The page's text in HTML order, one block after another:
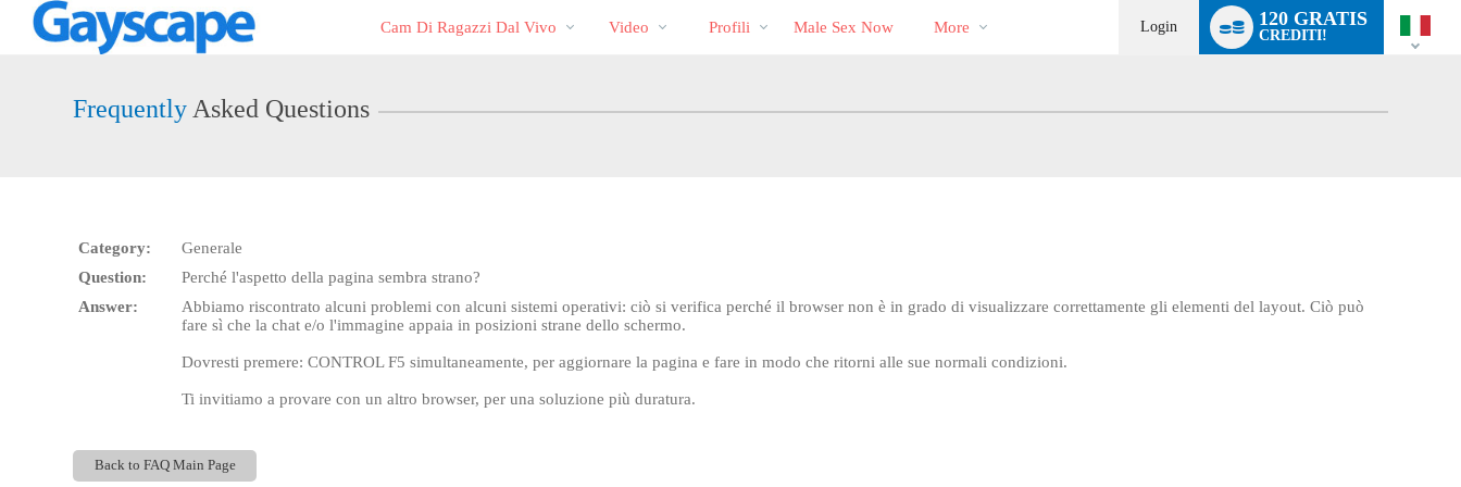
User
Cams
Cam Di Ragazzi Dal Vivo
tendenza
Video Profili Male Sex Now More Login 120 GRATIS
CREDITI!
Frequently Asked Questions
Category:
Generale
Question:
Perché l'aspetto della pagina sembra strano?
Answer:
Abbiamo riscontrato alcuni problemi con alcuni sistemi operativi: ciò si verifica perché il browser non è in grado di visualizzare correttamente gli elementi del layout. Ciò può
fare sì che la chat e/o l'immagine appaia in posizioni strane dello schermo.
Dovresti premere: CONTROL F5 simultaneamente, per aggiornare la pagina e fare in modo che ritorni alle sue normali condizioni.
Ti invitiamo a provare con un altro browser, per una soluzione più duratura.
Back to FAQ Main Page